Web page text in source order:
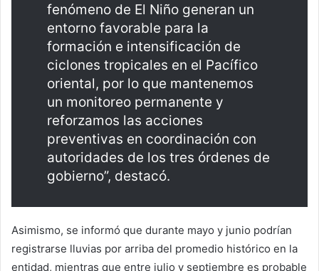
fenómeno de El Niño generan un
entorno favorable para la
formación e intensificación de
ciclones tropicales en el Pacífico
oriental, por lo que mantenemos
un monitoreo permanente y
reforzamos las acciones
preventivas en coordinación con
autoridades de los tres órdenes de
gobierno”, destacó.
Asimismo, se informó que durante mayo y junio podrían
registrarse lluvias por arriba del promedio histórico en la
entidad, mientras que entre julio y septiembre es probable